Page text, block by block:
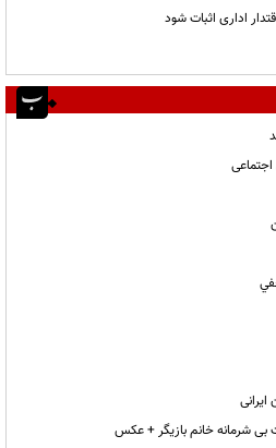
اداری اثبات شود
شرمانه خانم بازیگر + عکس